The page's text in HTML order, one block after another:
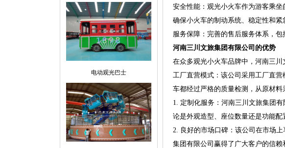
电动观光巴士
安全性能：观光小火车作为游客乘
确保小火车的制动系统、稳定性和紧
服务保障：完善的售后服务体系，
河南三川文旅集团有限公司的优势
在众多观光小火车品牌中，河南三川
工厂直营模式：该公司采用工厂直
车都经过严格的质量检测，从原材
1. 定制化服务：河南三川文旅集团
论是外观造型、座位数量还是功能配
2. 良好的市场口碑：该公司在市场
集团有限公司赢得了广大客户的信赖